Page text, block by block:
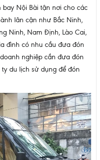
Nội Bài tận nơi cho các
lân cận như Bắc Ninh,
Ninh, Nam Định, Lào Cai,
đình có nhu cầu đưa đón
nghiệp cần đưa đón
du lịch sử dụng để đón